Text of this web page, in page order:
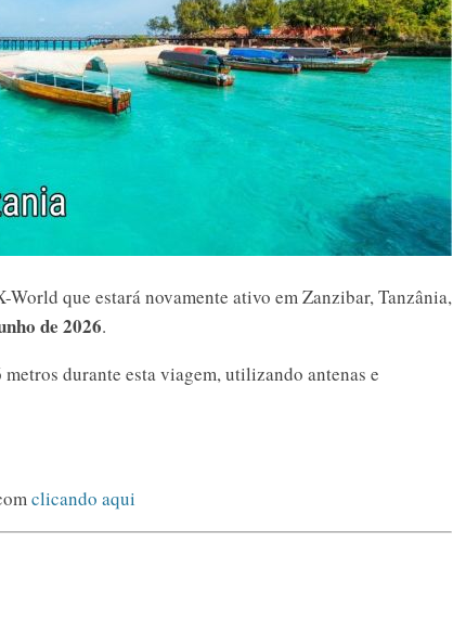
que estará novamente ativo em Zanzibar, Tanzânia,
de 2026.
durante esta viagem, utilizando antenas e
clicando aqui